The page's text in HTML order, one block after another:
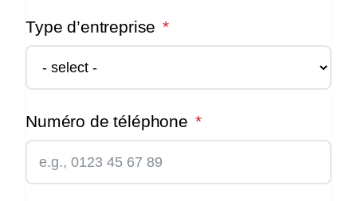
Type d’entreprise
Numéro de téléphone